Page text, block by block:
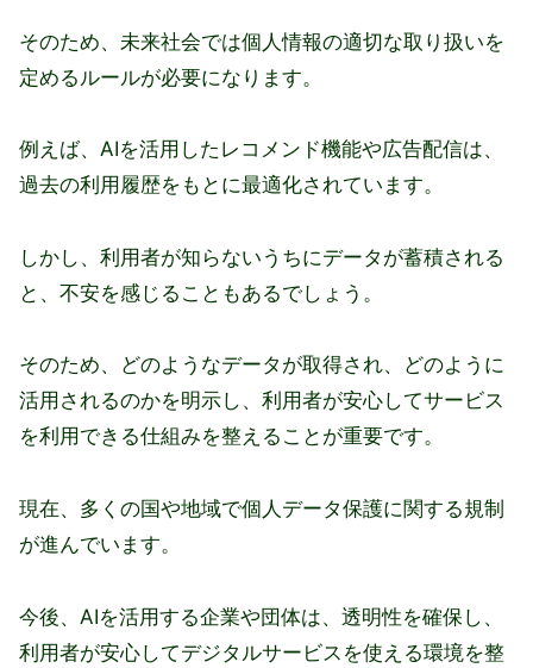
そのため、未来社会では個人情報の適切な取り扱いを
定めるルールが必要になります。
例えば、AIを活用したレコメンド機能や広告配信は、
過去の利用履歴をもとに最適化されています。
しかし、利用者が知らないうちにデータが蓄積される
と、不安を感じることもあるでしょう。
そのため、どのようなデータが取得され、どのように
活用されるのかを明示し、利用者が安心してサービス
を利用できる仕組みを整えることが重要です。
現在、多くの国や地域で個人データ保護に関する規制
が進んでいます。
今後、AIを活用する企業や団体は、透明性を確保し、
利用者が安心してデジタルサービスを使える環境を整